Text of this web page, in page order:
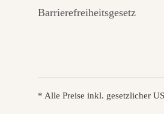
Barrierefreiheitsgesetz
* Alle Preise inkl. gesetzlicher